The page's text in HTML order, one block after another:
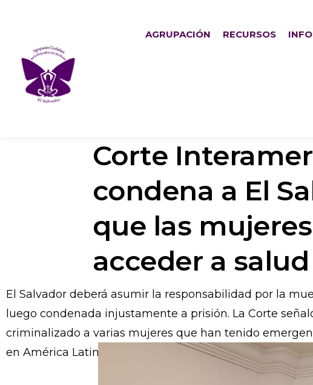
Corte
condena a El
que las
acceder a
El Salvador deberá asumir la responsabilidad por la